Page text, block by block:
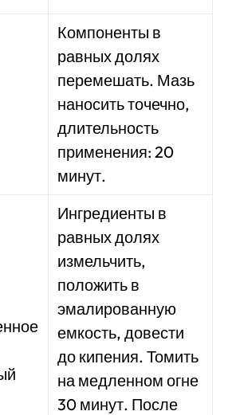
Компоненты в
равных долях
перемешать. Мазь
наносить точечно,
длительность
применения: 20
минут.
Ингредиенты в
равных долях
измельчить,
положить в
эмалированную
емкость, довести
до кипения. Томить
на медленном огне
30 минут. После